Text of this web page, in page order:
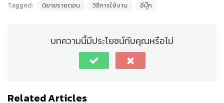
Tagged:
นิยายรายตอน วิธีการใช้งาน อีบุ๊ก
บทความนี้มีประโยชน์กับคุณหรือไม่
Related Articles